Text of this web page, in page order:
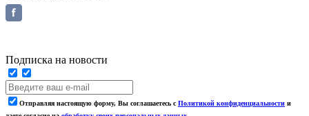
Подписка на новости
Отправляя настоящую форму, Вы соглашаетесь с Политикой конфиденциальности и